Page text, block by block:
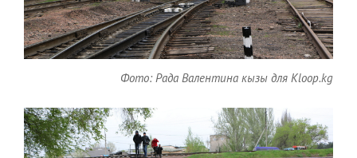
Фото: Рада Валентина кызы для Kloop.kg